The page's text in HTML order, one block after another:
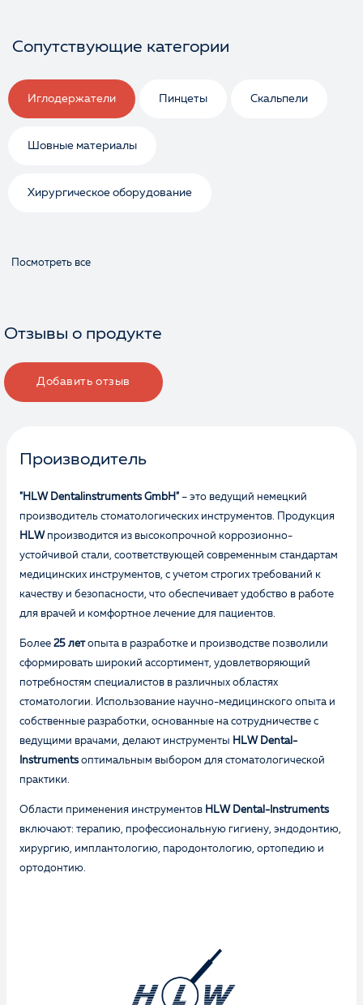
Сопутствующие категории
Иглодержатели Пинцеты Скальпели
Шовные материалы
Хирургическое оборудование
Посмотреть все
Отзывы о продукте
Добавить отзыв
Производитель
"HLW Dentalinstruments GmbH" – это ведущий немецкий
производитель стоматологических инструментов. Продукция
HLW производится из высокопрочной коррозионно-
устойчивой стали, соответствующей современным стандартам
медицинских инструментов, с учетом строгих требований к
качеству и безопасности, что обеспечивает удобство в работе
для врачей и комфортное лечение для пациентов.
Более 25 летопыта в разработке и производстве позволили
сформировать широкий ассортимент, удовлетворяющий
потребностям специалистов в различных областях
стоматологии. Использование научно-медицинского опыта и
собственные разработки, основанные на сотрудничестве с
ведущими врачами, делают инструменты HLW Dental-
Instruments оптимальным выбором для стоматологической
практики.
Области применения инструментов HLW Dental-Instruments
включают: терапию, профессиональную гигиену, эндодонтию,
хирургию, имплантологию, пародонтологию, ортопедию и
ортодонтию.